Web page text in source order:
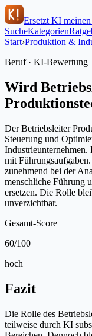
Ersetzt KI meinen
SucheKategorien
Start›Produktion &
Beruf · KI-Bewertung
Wird
Der Betriebsleiter
Steuerung und
Industrieunternehmen.
mit
zunehmend bei der
menschliche Führung
ersetzen. Die Rolle
unverzichtbar.
Gesamt-Score
60/100
hoch
Fazit
Die Rolle des
teilweise durch KI